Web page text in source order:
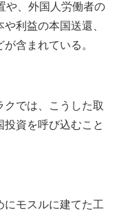
や、外国人労働者の
利益の本国送還、
含まれている。
クでは、こうした取
投資を呼び込むこと
にモスルに建てた工